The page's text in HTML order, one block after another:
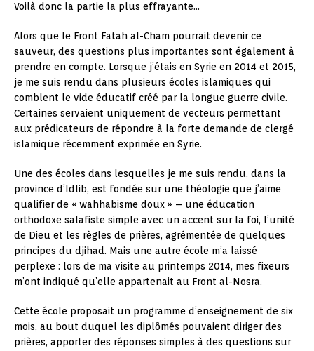
Voilà donc la partie la plus effrayante…
Alors que le Front Fatah al-Cham pourrait devenir ce
sauveur, des questions plus importantes sont également à
prendre en compte. Lorsque j’étais en Syrie en 2014 et 2015,
je me suis rendu dans plusieurs écoles islamiques qui
comblent le vide éducatif créé par la longue guerre civile.
Certaines servaient uniquement de vecteurs permettant
aux prédicateurs de répondre à la forte demande de clergé
islamique récemment exprimée en Syrie.
Une des écoles dans lesquelles je me suis rendu, dans la
province d’Idlib, est fondée sur une théologie que j’aime
qualifier de « wahhabisme doux » – une éducation
orthodoxe salafiste simple avec un accent sur la foi, l’unité
de Dieu et les règles de prières, agrémentée de quelques
principes du djihad. Mais une autre école m’a laissé
perplexe : lors de ma visite au printemps 2014, mes fixeurs
m’ont indiqué qu’elle appartenait au Front al-Nosra.
Cette école proposait un programme d’enseignement de six
mois, au bout duquel les diplômés pouvaient diriger des
prières, apporter des réponses simples à des questions sur